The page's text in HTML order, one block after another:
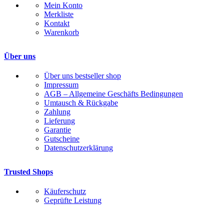
Mein Konto
Merkliste
Kontakt
Warenkorb
Über uns
Über uns bestseller shop
Impressum
AGB – Allgemeine Geschäfts Bedingungen
Umtausch & Rückgabe
Zahlung
Lieferung
Garantie
Gutscheine
Datenschutzerklärung
Trusted Shops
Käuferschutz
Geprüfte Leistung